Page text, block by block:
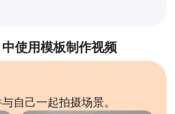
使用模板制作视频
自己一起拍摄场景。